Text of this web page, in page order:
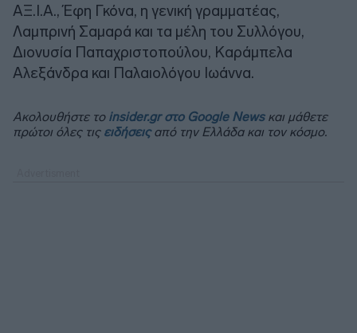
ΑΞ.Ι.Α., Έφη Γκόνα, η γενική γραμματέας,
Λαμπρινή Σαμαρά και τα μέλη του Συλλόγου,
Διονυσία Παπαχριστοπούλου, Καράμπελα
Αλεξάνδρα και Παλαιολόγου Ιωάννα.
Ακολουθήστε το insider.gr στο Google Newsκαι μάθετε
πρώτοι όλες τις ειδήσειςαπό την Ελλάδα και τον κόσμο.